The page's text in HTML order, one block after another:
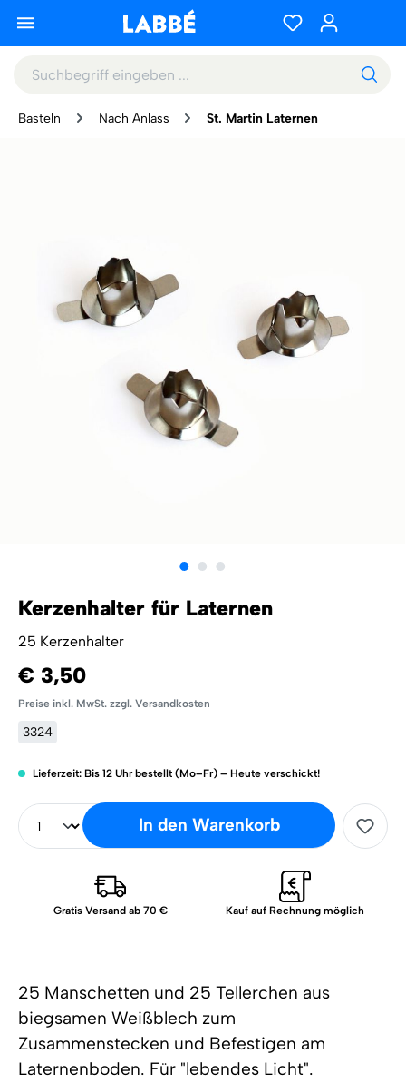
Basteln Nach Anlass St. Martin Laternen
25 Manschetten und 25 Tellerchen aus
biegsamen Weißblech zum
Zusammenstecken und Befestigen am
Laternenboden. Für "lebendes Licht".
Kerzenhalter für Laternen
25 Kerzenhalter
€ 3,50
Preise inkl. MwSt. zzgl. Versandkosten
3324
Lieferzeit: Bis 12 Uhr bestellt (Mo–Fr) – Heute verschickt!
In den Warenkorb
Gratis Versand ab 70 € Kauf auf Rechnung möglich